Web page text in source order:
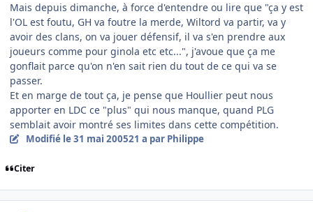
Mais depuis dimanche, à force d'entendre ou lire que "ça y est
l'OL est foutu, GH va foutre la merde, Wiltord va partir, va y
avoir des clans, on va jouer défensif, il va s'en prendre aux
joueurs comme pour ginola etc etc...", j'avoue que ça me
gonflait parce qu'on n'en sait rien du tout de ce qui va se
passer.
Et en marge de tout ça, je pense que Houllier peut nous
apporter en LDC ce "plus" qui nous manque, quand PLG
semblait avoir montré ses limites dans cette compétition.
Modifié le 31 mai 200521 a par Philippe
Citer